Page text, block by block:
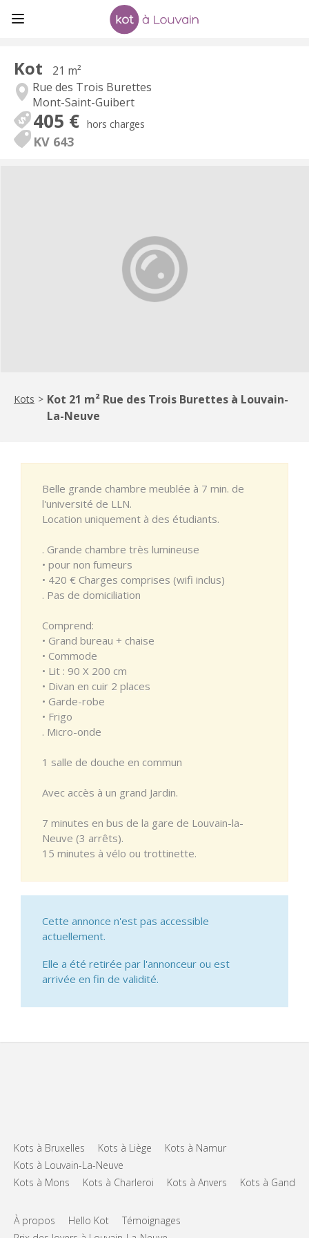
Kot
21 m²
Rue des Trois Burettes
Mont-Saint-Guibert
405 € hors charges
KV 643
Kots > Kot 21 m² Rue des Trois Burettes à Louvain-
La-Neuve
Belle grande chambre meublée à 7 min. de
l'université de LLN.
Location uniquement à des étudiants.
. Grande chambre très lumineuse
• pour non fumeurs
• 420 € Charges comprises (wifi inclus)
. Pas de domiciliation
Comprend:
• Grand bureau + chaise
• Commode
• Lit : 90 X 200 cm
• Divan en cuir 2 places
• Garde-robe
• Frigo
. Micro-onde
1 salle de douche en commun
Avec accès à un grand Jardin.
7 minutes en bus de la gare de Louvain-la-
Neuve (3 arrêts).
15 minutes à vélo ou trottinette.
Cette annonce n'est pas accessible
actuellement.
Elle a été retirée par l'annonceur ou est
arrivée en fin de validité.
Kots à Bruxelles Kots à Liège
Kots à Namur
Kots à Louvain-La-Neuve
Kots à Mons
Kots à Charleroi Kots à Anvers Kots à Gand
À propos Hello Kot
Témoignages